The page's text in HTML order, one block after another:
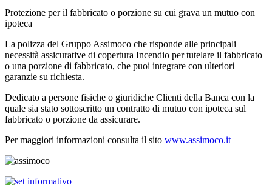
Protezione per il fabbricato o porzione su cui grava un mutuo con
ipoteca
La polizza del Gruppo Assimoco che risponde alle principali
necessità assicurative di copertura Incendio per tutelare il fabbricato
o una porzione di fabbricato, che puoi integrare con ulteriori
garanzie su richiesta.
Dedicato a persone fisiche o giuridiche Clienti della Banca con la
quale sia stato sottoscritto un contratto di mutuo con ipoteca sul
fabbricato o porzione da assicurare.
Per maggiori informazioni consulta il sito www.assimoco.it